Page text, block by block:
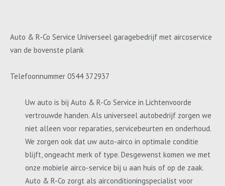
Auto & R-Co Service Universeel garagebedrijf met aircoservice
van de bovenste plank
Telefoonnummer 0544 372937
Uw auto is bij Auto & R-Co Service in Lichtenvoorde
vertrouwde handen. Als universeel autobedrijf zorgen we
niet alleen voor reparaties, servicebeurten en onderhoud.
We zorgen ook dat uw auto-airco in optimale conditie
blijft, ongeacht merk of type. Desgewenst komen we met
onze mobiele airco-service bij u aan huis of op de zaak.
Auto & R-Co zorgt als airconditioningspecialist voor